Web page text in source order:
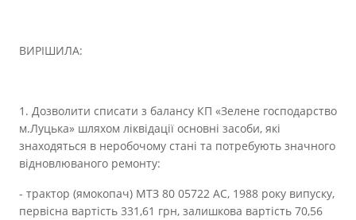
ВИРІШИЛА:
1. Дозволити списати з балансу КП «Зелене господарство
м.Луцька» шляхом ліквідації основні засоби, які
знаходяться в неробочому стані та потребують значного
відновлюваного ремонту:
- трактор (ямокопач) МТЗ 80 05722 АС, 1988 року випуску,
первісна вартість 331,61 грн, залишкова вартість 70,56